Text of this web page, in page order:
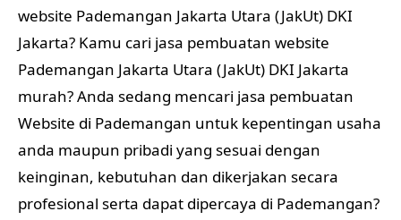
website Pademangan Jakarta Utara (JakUt) DKI
Jakarta? Kamu cari jasa pembuatan website
Pademangan Jakarta Utara (JakUt) DKI Jakarta
murah? Anda sedang mencari jasa pembuatan
Website di Pademangan untuk kepentingan usaha
anda maupun pribadi yang sesuai dengan
keinginan, kebutuhan dan dikerjakan secara
profesional serta dapat dipercaya di Pademangan?